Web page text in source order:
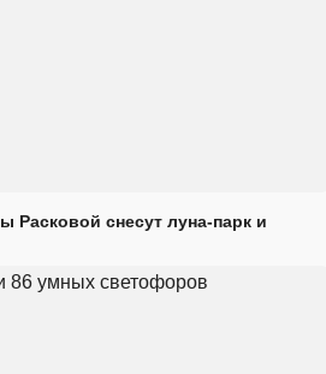
Расковой снесут луна-парк и